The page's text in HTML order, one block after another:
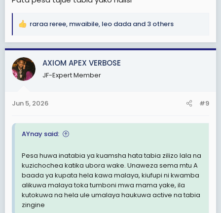
R
a
c
t
i
s
raraa reree, mwaibile, leo dada and 3 others
AXIOM APEX VERBOSE
JF-Expert Member
Jun 5, 2026 #9
AYnay said:
Pesa huwa inatabia ya kuamsha hata tabia zilizo lala na
kuzichochea katika ubora wake. Unaweza sema mtu A
baada ya kupata hela kawa malaya, kiufupi ni kwamba
alikuwa malaya toka tumboni mwa mama yake, ila
kutokuwa na hela ule umalaya haukuwa active na tabia
zingine